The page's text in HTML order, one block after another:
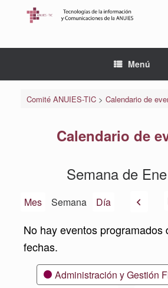
Menú
Comité ANUIES-TIC> Calendario de
Calendario de
Semana de
Mes Semana Día
No hay eventos programados
fechas.
CategoríasAdministración y Gestión